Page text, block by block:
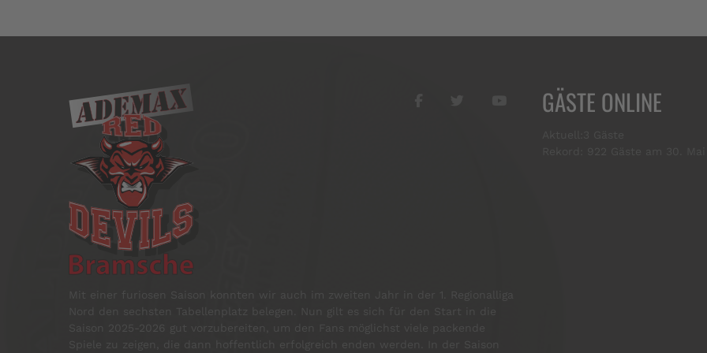
Mit einer furiosen Saison konnten wir auch im zweiten Jahr in der 1. Regionalliga
Nord den sechsten Tabellenplatz belegen. Nun gilt es sich für den Start in die
Saison 2025-2026 gut vorzubereiten, um den Fans möglichst viele packende
Spiele zu zeigen, die dann hoffentlich erfolgreich enden werden. In der Saison
GÄSTE ONLINE